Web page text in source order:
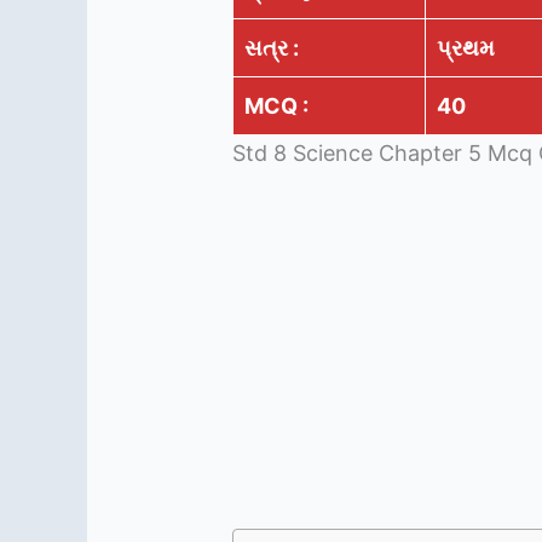
સત્ર : પ્રથમ
MCQ :
40
Std 8 Science Chapter 5 Mcq